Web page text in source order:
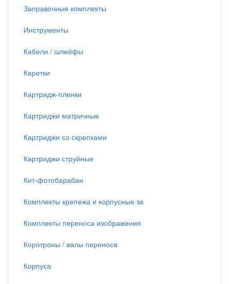
Заправочные комплекты
Инструменты
Кабели / шлейфы
Каретки
Картридж-пленки
Картриджи матричные
Картриджи со скрепками
Картриджи струйные
Кит-фотобарабан
Комплекты крепежа и корпусные за
Комплекты переноса изображения
Коротроны / валы переноса
Корпуса